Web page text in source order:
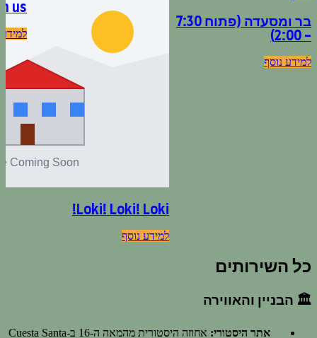
בר ומסעדה (פתוח 7:30
- 2:00)
למידע נוסף
Loki! Loki! Loki!
למידע נוסף
us!
כל השירותים
🏛️ הבניין והאווירה
אתר היסטורי:
אחוזה היסטורית מהמאה ה-16 ב-Cuesta Santa